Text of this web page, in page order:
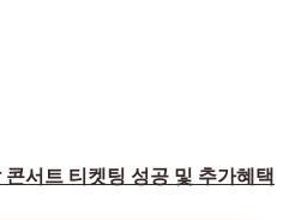
서트 티켓팅 성공 및 추가혜택